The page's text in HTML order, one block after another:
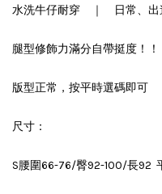
水洗牛仔耐穿 ｜ 日常、出
腿型修飾力滿分自帶挺度！！
版型正常，按平時選碼即可
尺寸：
S腰圍66-76/臀92-100/長92